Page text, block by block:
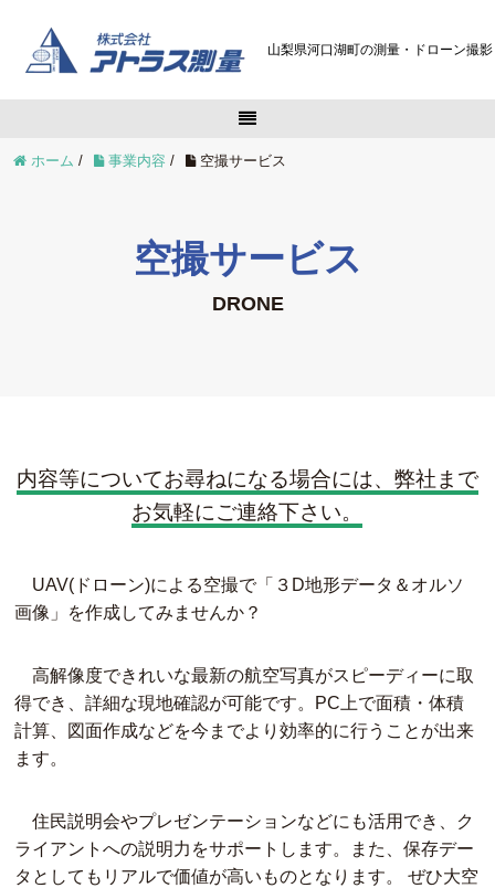
山梨県河口湖町の測量・ドローン撮影
ホーム / 事業内容 / 空撮サービス
空撮サービス
DRONE
内容等についてお尋ねになる場合には、弊社まで
お気軽にご連絡下さい。
UAV(ドローン)による空撮で「３D地形データ＆オルソ
画像」を作成してみませんか？
高解像度できれいな最新の航空写真がスピーディーに取
得でき、詳細な現地確認が可能です。PC上で面積・体積
計算、図面作成などを今までより効率的に行うことが出来
ます。
住民説明会やプレゼンテーションなどにも活用でき、ク
ライアントへの説明力をサポートします。また、保存デー
タとしてもリアルで価値が高いものとなります。 ぜひ大空